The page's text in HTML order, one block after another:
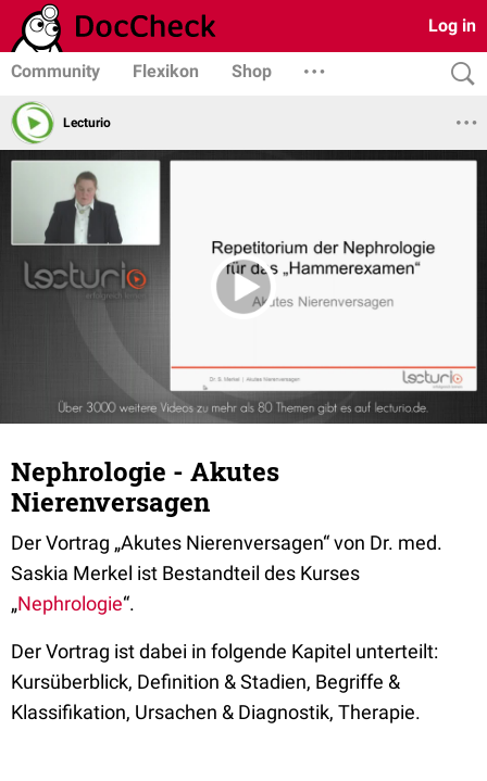
Log in
Community Flexikon Shop
Lecturio
Nephrologie - Akutes
Nierenversagen
Der Vortrag „Akutes Nierenversagen“ von Dr. med.
Saskia Merkel ist Bestandteil des Kurses
„Nephrologie“.
Der Vortrag ist dabei in folgende Kapitel unterteilt:
Kursüberblick, Definition & Stadien, Begriffe &
Klassifikation, Ursachen & Diagnostik, Therapie.